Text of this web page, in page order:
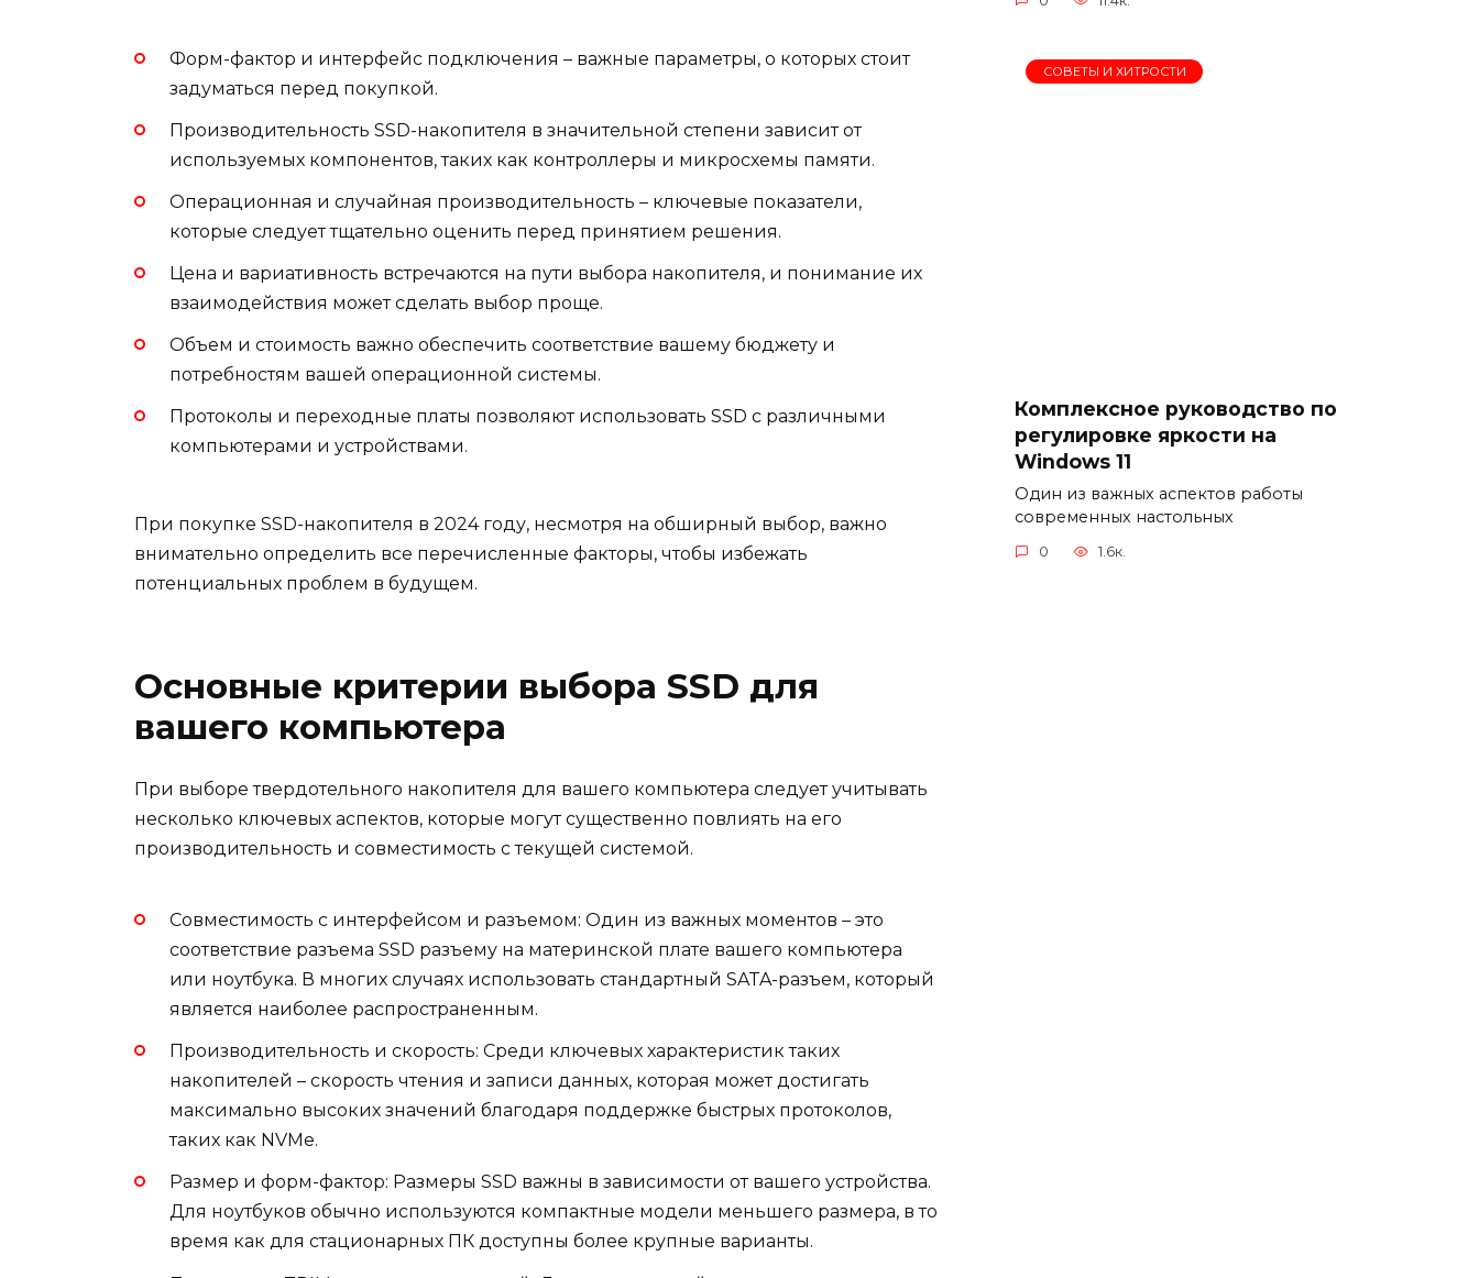
Форм-фактор и интерфейс подключения – важные параметры, о которых стоит
задуматься перед покупкой.
Производительность SSD-накопителя в значительной степени зависит от
используемых компонентов, таких как контроллеры и микросхемы памяти.
Операционная и случайная производительность – ключевые показатели,
которые следует тщательно оценить перед принятием решения.
Цена и вариативность встречаются на пути выбора накопителя, и понимание их
взаимодействия может сделать выбор проще.
Объем и стоимость важно обеспечить соответствие вашему бюджету и
потребностям вашей операционной системы.
Протоколы и переходные платы позволяют использовать SSD с различными
компьютерами и устройствами.
При покупке SSD-накопителя в 2024 году, несмотря на обширный выбор, важно
внимательно определить все перечисленные факторы, чтобы избежать
потенциальных проблем в будущем.
Основные критерии выбора SSD для
вашего компьютера
При выборе твердотельного накопителя для вашего компьютера следует учитывать
несколько ключевых аспектов, которые могут существенно повлиять на его
производительность и совместимость с текущей системой.
Совместимость с интерфейсом и разъемом: Один из важных моментов – это
соответствие разъема SSD разъему на материнской плате вашего компьютера
или ноутбука. В многих случаях использовать стандартный SATA-разъем, который
является наиболее распространенным.
Производительность и скорость: Среди ключевых характеристик таких
накопителей – скорость чтения и записи данных, которая может достигать
максимально высоких значений благодаря поддержке быстрых протоколов,
таких как NVMe.
Размер и форм-фактор: Размеры SSD важны в зависимости от вашего устройства.
Для ноутбуков обычно используются компактные модели меньшего размера, в то
время как для стационарных ПК доступны более крупные варианты.
СОВЕТЫ И ХИТРОСТИ
Комплексное руководство по
регулировке яркости на
Windows 11
Один из важных аспектов работы
современных настольных
0 1.6к.